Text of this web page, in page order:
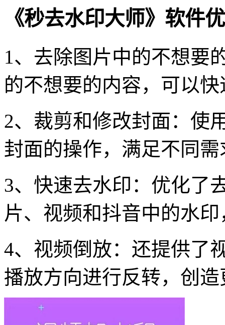
《秒去水印大师》软件
1、去除图片中的不想要
的不想要的内容，可以
2、裁剪和修改封面：使
封面的操作，满足不同
3、快速去水印：优化了
片、视频和抖音中的水
4、视频倒放：还提供了
播放方向进行反转，创